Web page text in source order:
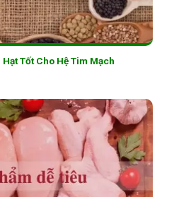
Tốt Cho Hệ Tim Mạch